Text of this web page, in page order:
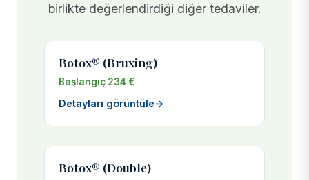
birlikte değerlendirdiği diğer tedaviler.
Botox® (Bruxing)
Başlangıç 234 €
Detayları görüntüle→
Botox® (Double)